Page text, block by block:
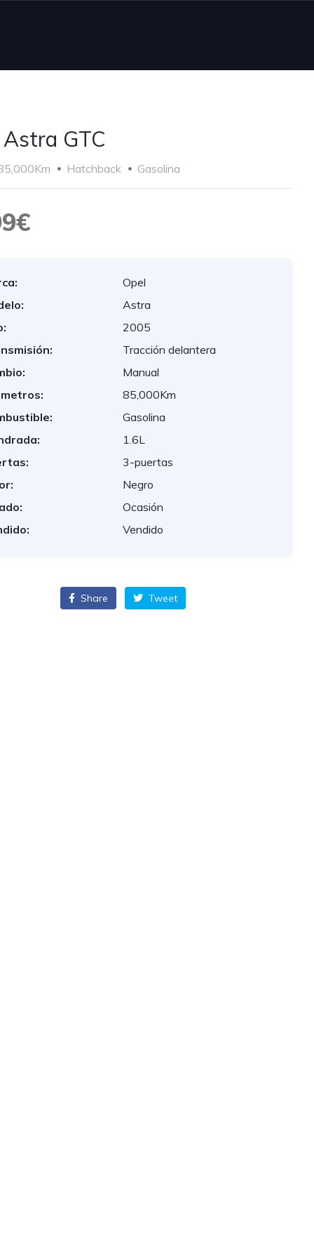
GTC
Hatchback Gasolina
Opel
Astra
2005
Tracción delantera
Manual
85,000Km
Gasolina
1.6L
3-puertas
Negro
Ocasión
Vendido
Share Tweet